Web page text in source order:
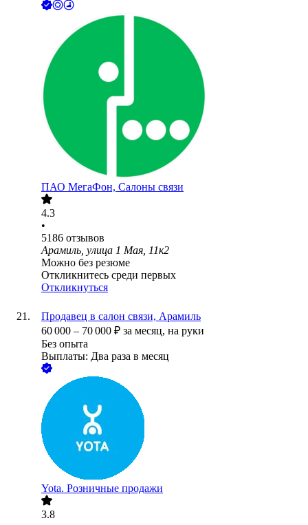
ПАО МегаФон, Салоны связи
4.3
•
5186 отзывов
Арамиль, улица 1 Мая, 11к2
Можно без резюме
Откликнитесь среди первых
Откликнуться
Продавец в салон связи, Арамиль
60 000 – 70 000 ₽ за месяц, на руки
Без опыта
Выплаты: Два раза в месяц
Yota. Розничные продажи
3.8